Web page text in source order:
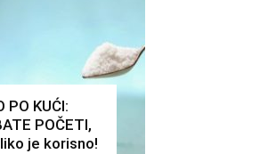
PO KUĆI:
POČETI,
je korisno!